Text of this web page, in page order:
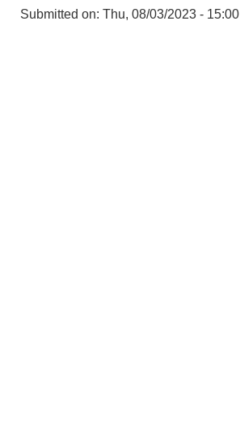
Submitted on: Thu, 08/03/2023 - 15:00